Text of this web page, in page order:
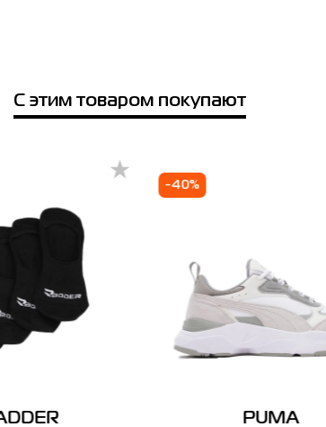
Примерить онлайн
Ивано-Франковск
CITY
25
19:00
С этим товаром покупают
-40%
PUMA